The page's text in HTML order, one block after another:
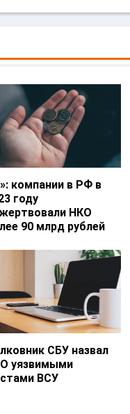
компании в РФ в
году
НКО
90 млрд рублей
СБУ назвал
уязвимыми
ВСУ